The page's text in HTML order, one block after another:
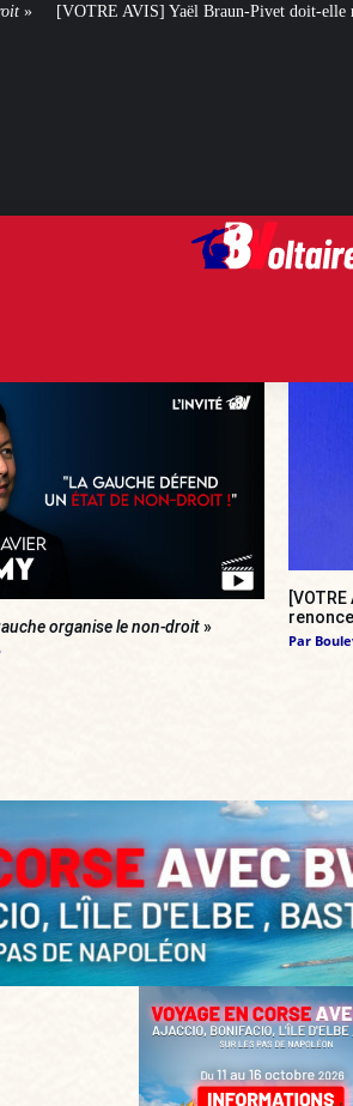
Braun-Pivet doit-elle renoncer à son projet
organise le non-droit»
Par